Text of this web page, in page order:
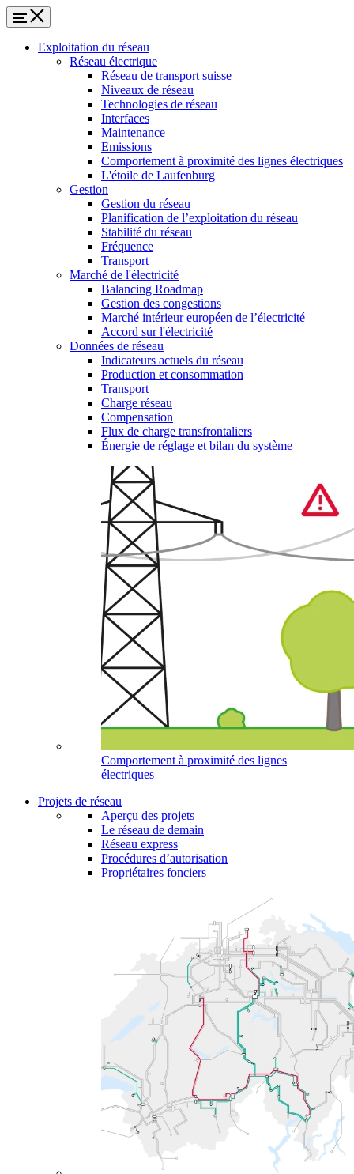
Exploitation du réseau
Réseau électrique
Réseau de transport suisse
Niveaux de réseau
Technologies de réseau
Interfaces
Maintenance
Emissions
Comportement à proximité des lignes électriques
L'étoile de Laufenburg
Gestion
Gestion du réseau
Planification de l’exploitation du réseau
Stabilité du réseau
Fréquence
Transport
Marché de l'électricité
Balancing Roadmap
Gestion des congestions
Marché intérieur européen de l’électricité
Accord sur l'électricité
Données de réseau
Indicateurs actuels du réseau
Production et consommation
Transport
Charge réseau
Compensation
Flux de charge transfrontaliers
Énergie de réglage et bilan du système
Comportement à proximité des lignes
électriques
Projets de réseau
Aperçu des projets
Le réseau de demain
Réseau express
Procédures d’autorisation
Propriétaires fonciers